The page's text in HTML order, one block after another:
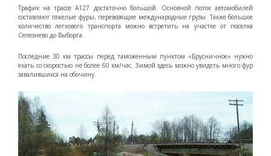
Трафик на трассе А127 достаточно большой. Основной поток автомобилей
составляют тяжелые фуры, перевозящие международные грузы. Также большое
количество легкового транспорта можно встретить на участке от поселка
Селезнево до Выборга.
Последние 30 км трассы перед таможенным пунктом «Брусничное» нужно
ехать со скоростью не более 60 км/час. Зимой здесь можно увидеть много фур
завалившихся на обочину.